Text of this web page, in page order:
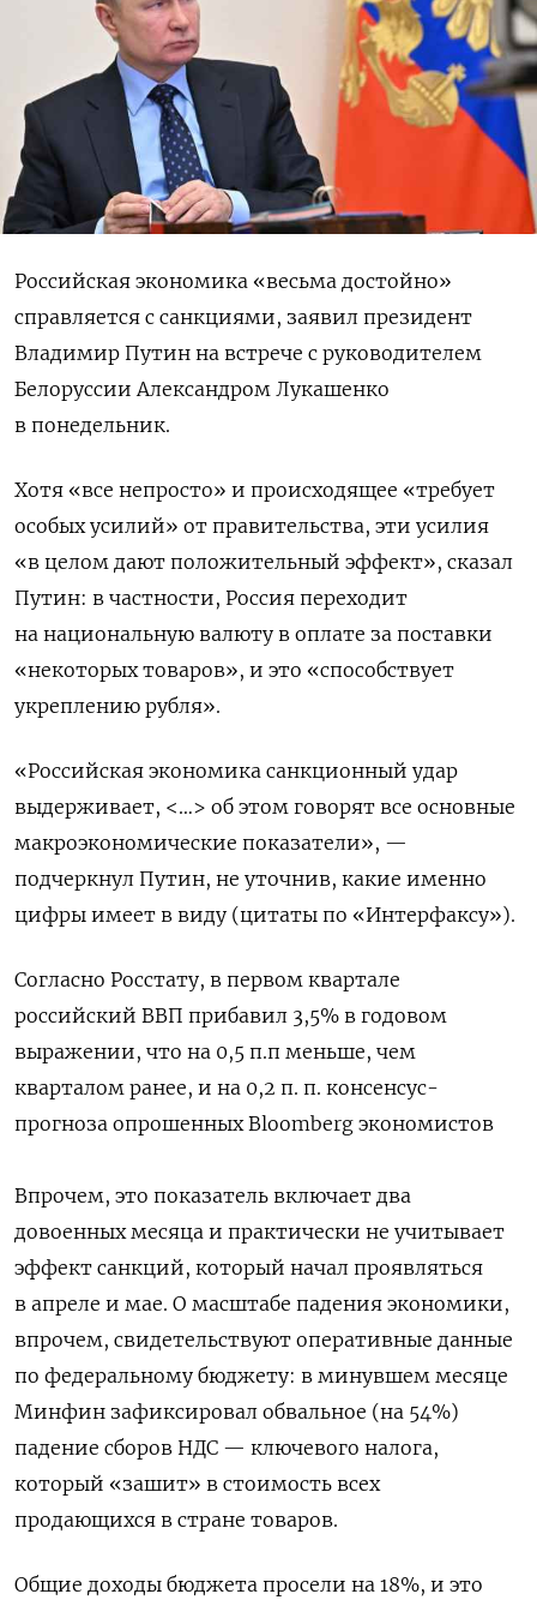
Российская экономика «весьма достойно»
справляется с санкциями, заявил президент
Владимир Путин на встрече с руководителем
Белоруссии Александром Лукашенко
в понедельник.
Хотя «все непросто» и происходящее «требует
особых усилий» от правительства, эти усилия
«в целом дают положительный эффект», сказал
Путин: в частности, Россия переходит
на национальную валюту в оплате за поставки
«некоторых товаров», и это «способствует
укреплению рубля».
«Российская экономика санкционный удар
выдерживает, <…> об этом говорят все основные
макроэкономические показатели», —
подчеркнул Путин, не уточнив, какие именно
цифры имеет в виду (цитаты по «Интерфаксу»).
Согласно Росстату, в первом квартале
российский ВВП прибавил 3,5% в годовом
выражении, что на 0,5 п.п меньше, чем
кварталом ранее, и на 0,2 п. п. консенсус-
прогноза опрошенных Bloomberg экономистов
Впрочем, это показатель включает два
довоенных месяца и практически не учитывает
эффект санкций, который начал проявляться
в апреле и мае. О масштабе падения экономики,
впрочем, свидетельствуют оперативные данные
по федеральному бюджету: в минувшем месяце
Минфин зафиксировал обвальное (на 54%)
падение сборов НДС — ключевого налога,
который «зашит» в стоимость всех
продающихся в стране товаров.
Общие доходы бюджета просели на 18%, и это